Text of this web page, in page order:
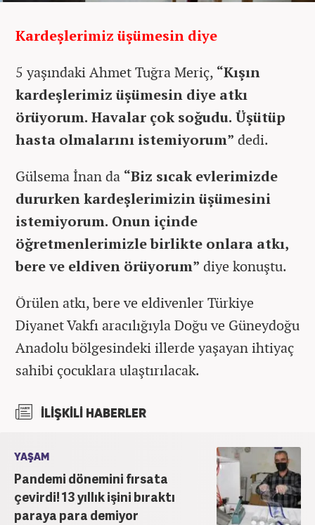
Kardeşlerimiz üşümesin diye
5 yaşındaki Ahmet Tuğra Meriç, “Kışın
kardeşlerimiz üşümesin diye atkı
örüyorum. Havalar çok soğudu. Üşütüp
hasta olmalarını istemiyorum” dedi.
Gülsema İnan da “Biz sıcak evlerimizde
dururken kardeşlerimizin üşümesini
istemiyorum. Onun içinde
öğretmenlerimizle birlikte onlara atkı,
bere ve eldiven örüyorum” diye konuştu.
Örülen atkı, bere ve eldivenler Türkiye
Diyanet Vakfı aracılığıyla Doğu ve Güneydoğu
Anadolu bölgesindeki illerde yaşayan ihtiyaç
sahibi çocuklara ulaştırılacak.
İLİŞKİLİ HABERLER
YAŞAM
Pandemi dönemini fırsata
çevirdi! 13 yıllık işini bıraktı
paraya para demiyor